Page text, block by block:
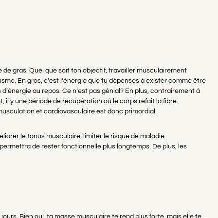
gras. Quel que soit ton objectif, travailler musculairement
En gros, c’est l’énergie que tu dépenses à exister comme être
au repos. Ce n’est pas génial? En plus, contrairement à
il y une période de récupération où le corps refait la fibre
et cardiovasculaire est donc primordial.
le tonus musculaire, limiter le risque de maladie
de rester fonctionnelle plus longtemps. De plus, les